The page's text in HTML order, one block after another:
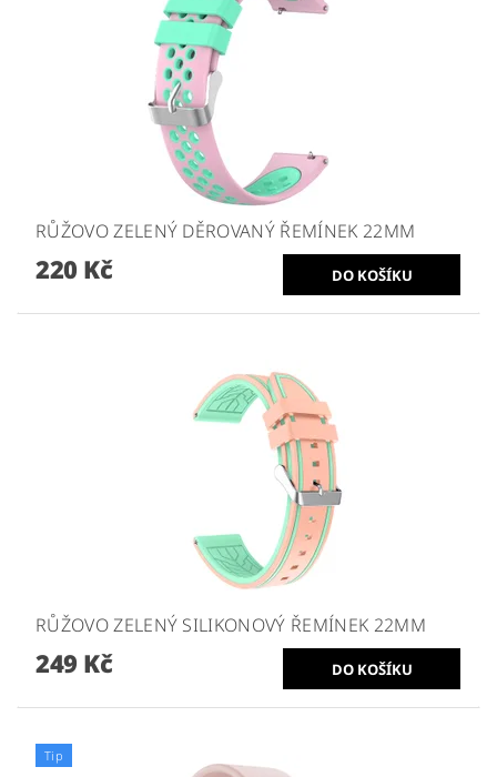
RŮŽOVO ZELENÝ DĚROVANÝ ŘEMÍNEK 22MM
220 Kč
RŮŽOVO ZELENÝ SILIKONOVÝ ŘEMÍNEK 22MM
249 Kč
Tip